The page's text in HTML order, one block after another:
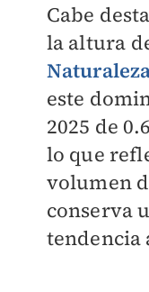
Cabe
la altura
este
2025 de
lo que
volumen
conserva
tendencia